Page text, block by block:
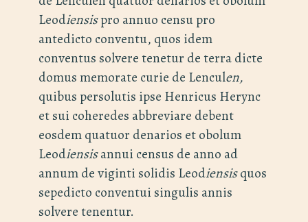
Leodiensispro annuo censu pro
antedicto conventu, quos idem
conventus solvere tenetur de terra dicte
domus memorate curie de Lenculen,
quibus persolutis ipse Henricus Herync
et sui coheredes abbreviare debent
eosdem quatuor denarios et obolum
Leodiensisannui census de anno ad
annum de viginti solidis Leodiensisquos
sepedicto conventui singulis annis
solvere tenentur.